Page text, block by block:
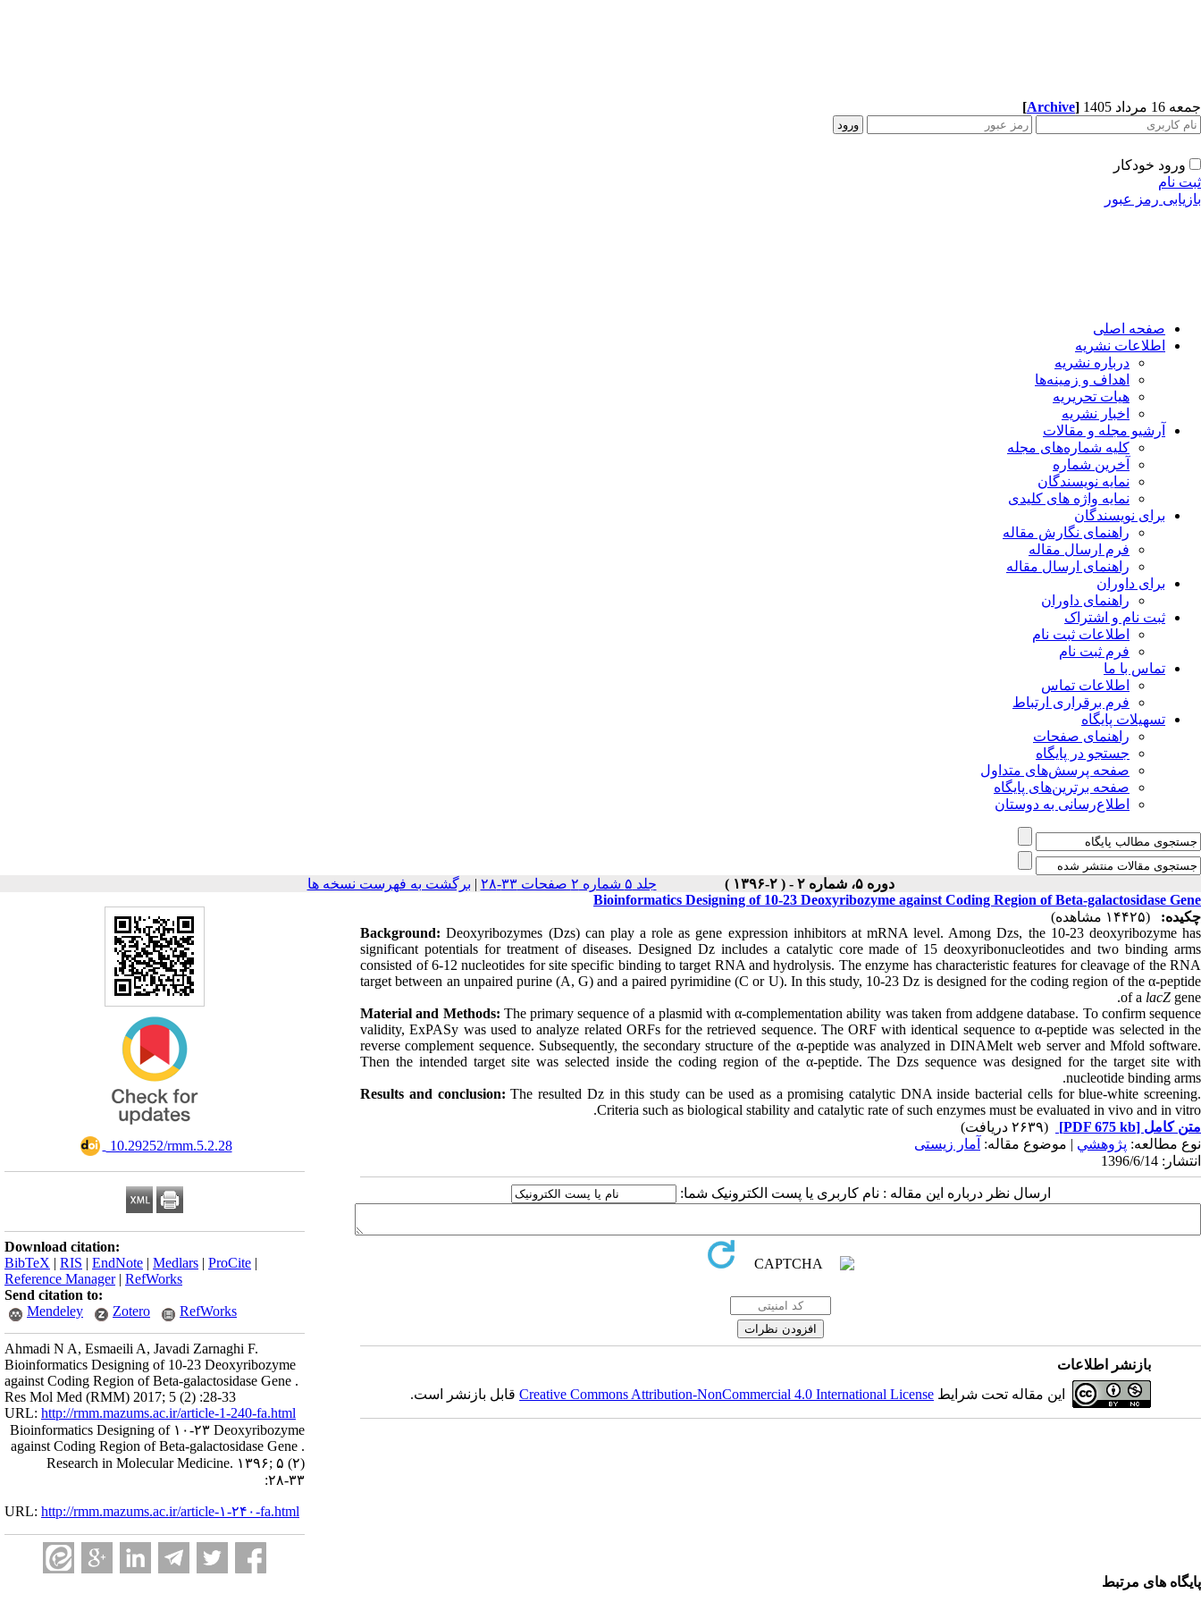
جمعه 16 مرداد 1405 [Archive]
ورود خودکار
ثبت نام
بازیابی رمز عبور
صفحه اصلی
اطلاعات نشریه
درباره نشریه
اهداف و زمینه‌ها
هیات تحریریه
اخبار نشریه
آرشیو مجله و مقالات
کلیه شماره‌های مجله
آخرین شماره
نمایه نویسندگان
نمایه واژه های کلیدی
برای نویسندگان
راهنمای نگارش مقاله
فرم ارسال مقاله
راهنمای ارسال مقاله
برای داوران
راهنمای داوران
ثبت نام و اشتراک
اطلاعات ثبت نام
فرم ثبت نام
تماس با ما
اطلاعات تماس
فرم برقراری ارتباط
تسهیلات پایگاه
راهنمای صفحات
جستجو در پایگاه
صفحه پرسش‌های متداول
صفحه برترین‌های پایگاه
اطلاع‌رسانی به دوستان
دوره ۵، شماره ۲ - ( ۲-۱۳۹۶ ) جلد ۵ شماره ۲ صفحات ۳۳-۲۸ | برگشت به فهرست نسخه ها
‎ 10.29252/rmm.5.2.28
Download citation:
BibTeX | RIS | EndNote | Medlars | ProCite |
Reference Manager| RefWorks
Send citation to:
Mendeley
Zotero RefWorks
Ahmadi N A, Esmaeili A, Javadi Zarnaghi F.
Bioinformatics Designing of 10-23 Deoxyribozyme
against Coding Region of Beta-galactosidase Gene .
Res Mol Med (RMM) 2017; 5 (2) :28-33
URL: http://rmm.mazums.ac.ir/article-1-240-fa.html
Bioinformatics Designing of ۱۰-۲۳ Deoxyribozyme
against Coding Region of Beta-galactosidase Gene .
Research in Molecular Medicine. ۱۳۹۶; ۵ (۲)
:۲۸-۳۳
URL: http://rmm.mazums.ac.ir/article-۱-۲۴۰-fa.html
Bioinformatics Designing of 10-23 Deoxyribozyme against Coding Region of Beta-galactosidase Gene
چکیده:
(۱۴۴۲۵ مشاهده)
Background:Deoxyribozymes (Dzs) can play a role as gene expression inhibitors at mRNA level. Among Dzs, the 10-23 deoxyribozyme has
significant potentials for treatment of diseases. Designed Dz includes a catalytic core made of 15 deoxyribonucleotides and two binding arms
consisted of 6-12 nucleotides for site specific binding to target RNA and hydrolysis. The enzyme has characteristic features for cleavage of the RNA
target between an unpaired purine (A, G) and a paired pyrimidine (C or U). In this study, 10-23 Dz is designed for the coding region of the α-peptide
of a lacZ gene.
Material and Methods: The primary sequence of a plasmid with α-complementation ability was taken from addgene database. To confirm sequence
validity, ExPASy was used to analyze related ORFs for the retrieved sequence. The ORF with identical sequence to α-peptide was selected in the
reverse complement sequence. Subsequently, the secondary structure of the α-peptide was analyzed in DINAMelt web server and Mfold software.
Then the intended target site was selected inside the coding region of the α-peptide. The Dzs sequence was designed for the target site with
nucleotide binding arms.
Results and conclusion: The resulted Dz in this study can be used as a promising catalytic DNA inside bacterial cells for blue-white screening.
Criteria such as biological stability and catalytic rate of such enzymes must be evaluated in vivo and in vitro.
متن کامل [PDF 675 kb]
(۲۶۳۹ دریافت)
نوع مطالعه: پژوهشي | موضوع مقاله: آمار زیستی
انتشار: 1396/6/14
ارسال نظر درباره این مقاله : نام کاربری یا پست الکترونیک شما:
بازنشر اطلاعات
این مقاله تحت شرایط Creative Commons Attribution-NonCommercial 4.0 International Licenseقابل بازنشر است.
پایگاه های مرتبط